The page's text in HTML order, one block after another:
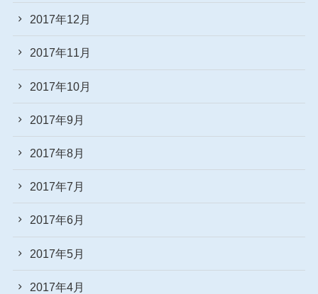
2017年12月
2017年11月
2017年10月
2017年9月
2017年8月
2017年7月
2017年6月
2017年5月
2017年4月